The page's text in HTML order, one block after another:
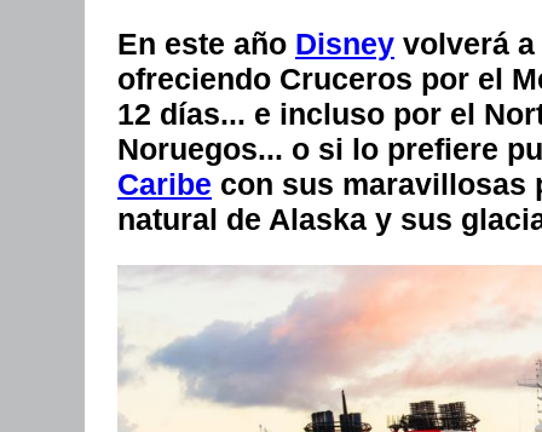
En este año Disney volverá a
ofreciendo Cruceros por el
12 días... e incluso por el
Noruegos... o si lo prefiere
Caribe con sus maravillosas
natural de Alaska y sus